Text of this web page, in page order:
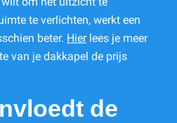
te verlichten, werkt een
beter. Hierlees je meer
van je dakkapel de prijs
de